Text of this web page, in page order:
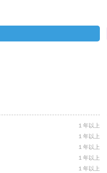
１年以上
１年以上
１年以上
１年以上
１年以上